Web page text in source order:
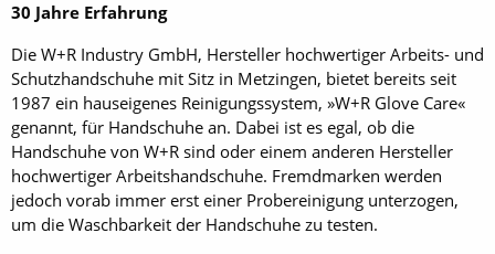
30 Jahre Erfahrung
Die W+R Industry GmbH, Hersteller hochwertiger Arbeits- und
Schutzhandschuhe mit Sitz in Metzingen, bietet bereits seit
1987 ein hauseigenes Reinigungssystem, »W+R Glove Care«
genannt, für Handschuhe an. Dabei ist es egal, ob die
Handschuhe von W+R sind oder einem anderen Hersteller
hochwertiger Arbeitshandschuhe. Fremdmarken werden
jedoch vorab immer erst einer Probereinigung unterzogen,
um die Waschbarkeit der Handschuhe zu testen.